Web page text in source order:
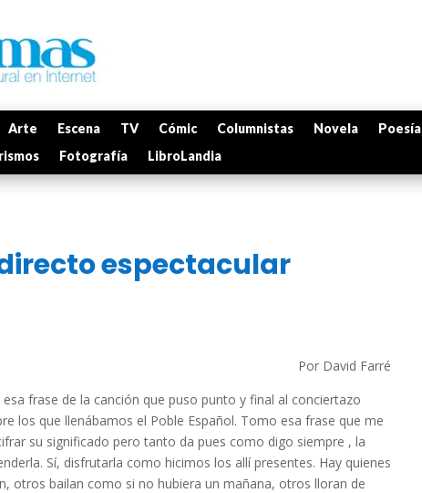
Arte Escena TV Cómic Columnistas Novela Poesía
Fotografía LibroLandia
espectacular
Por David Farré
frase de la canción que puso punto y final al conciertazo
los que llenábamos el Poble Español. Tomo esa frase que me
su significado pero tanto da pues como digo siempre , la
Sí, disfrutarla como hicimos los allí presentes. Hay quienes
otros bailan como si no hubiera un mañana, otros lloran de